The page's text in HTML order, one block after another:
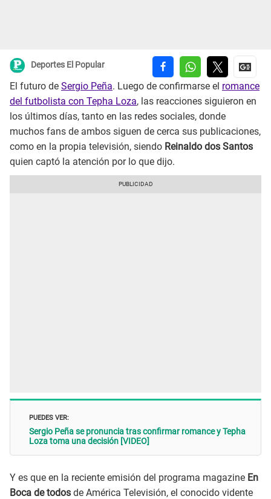
Deportes El Popular
El futuro de Sergio Peña. Luego de confirmarse el romance
del futbolista con Tepha Loza, las reacciones siguieron en
los últimos días, tanto en las redes sociales, donde
muchos fans de ambos siguen de cerca sus publicaciones,
como en la propia televisión, siendo Reinaldo dos Santos
quien captó la atención por lo que dijo.
PUEDES VER:
Sergio Peña se pronuncia tras confirmar romance y Tepha
Loza toma una decisión [VIDEO]
Y es que en la reciente emisión del programa magazine En
Boca de todos de América Televisión, el conocido vidente